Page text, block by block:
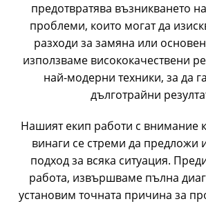
предотвратява възникването
проблеми, които могат да
разходи за замяна или
използваме висококачествени
най-модерни техники, за да
дълготрайни
Нашият екип работи с внимание
винаги се стреми да предложи
подход за всяка ситуация.
работа, извършваме пълна
установим точната причина за